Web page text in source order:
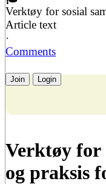
Verktøy for sosial
Article text
·
Comments
Join Login
Verktøy for
og praksis